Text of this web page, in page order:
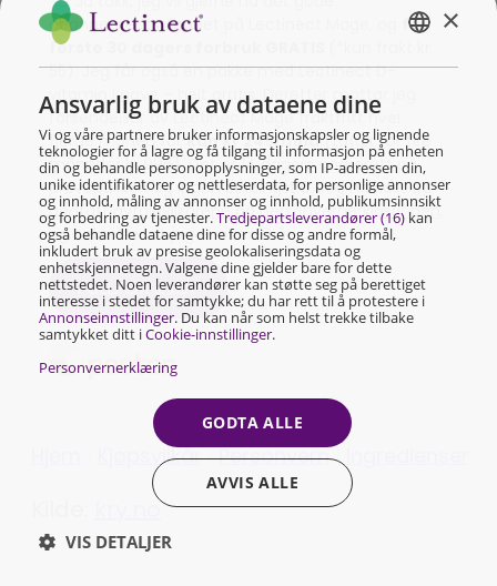
abonnementstilbudet på Lectinect Mage, og
får
første 30 dagers forbruk GRATIS
55). Jeg får også en pakke med Lectinect D-
vitamin i gave – helt gratis. Deretter mottar jeg
forsendelser av Lectinect Mage fraktfritt hver
fjerde måned forkun kr 249/mnd(totalt for fire
måneder kr 996). Det er 14 dagers angrerett på
prøvepakken og ingen bindingstid. Jeg har lest og
godtattavtalevilkåreneogpersonvernerklæringen,
og bekrefter at jeg er over 18 år.
FULLFØR KJØP
Kjøpsvilkår|Personvern|
kry.no
×
Ansvarlig bruk av dataene dine
Vi og våre partnere bruker informasjonskapsler og lignende
teknologier for å lagre og få tilgang til informasjon på enheten
din og behandle personopplysninger, som IP-adressen din,
unike identifikatorer og nettleserdata, for personlige annonser
og innhold, måling av annonser og innhold, publikumsinnsikt
og forbedring av tjenester.Tredjepartsleverandører (16) kan
også behandle dataene dine for disse og andre formål,
inkludert bruk av presise geolokaliseringsdata og
enhetskjennetegn. Valgene dine gjelder bare for dette
nettstedet. Noen leverandører kan støtte seg på berettiget
interesse i stedet for samtykke; du har rett til å protestere i
Annonseinnstillinger. Du kan når som helst trekke tilbake
samtykket ditt iCookie-innstillinger.
Personvernerklæring
GODTA ALLE
AVVIS ALLE
VIS DETALJER